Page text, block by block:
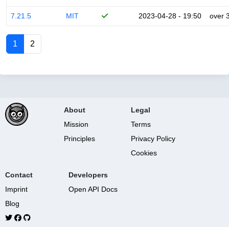
7.21.5 MIT 2023-04-28 - 19:50 over
1 2
About
Mission
Principles
Legal
Terms
Privacy Policy
Cookies
Contact
Imprint
Blog
Developers
Open API Docs